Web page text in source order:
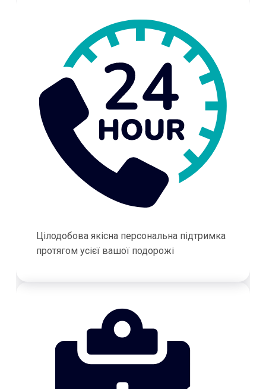
Цілодобова якісна персональна підтримка
протягом усієї вашої подорожі